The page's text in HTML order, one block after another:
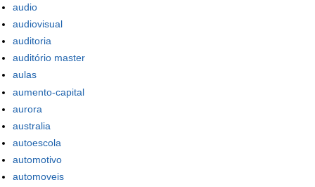
audio
audiovisual
auditoria
auditório master
aulas
aumento-capital
aurora
australia
autoescola
automotivo
automoveis